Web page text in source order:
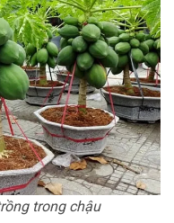
trong chậu